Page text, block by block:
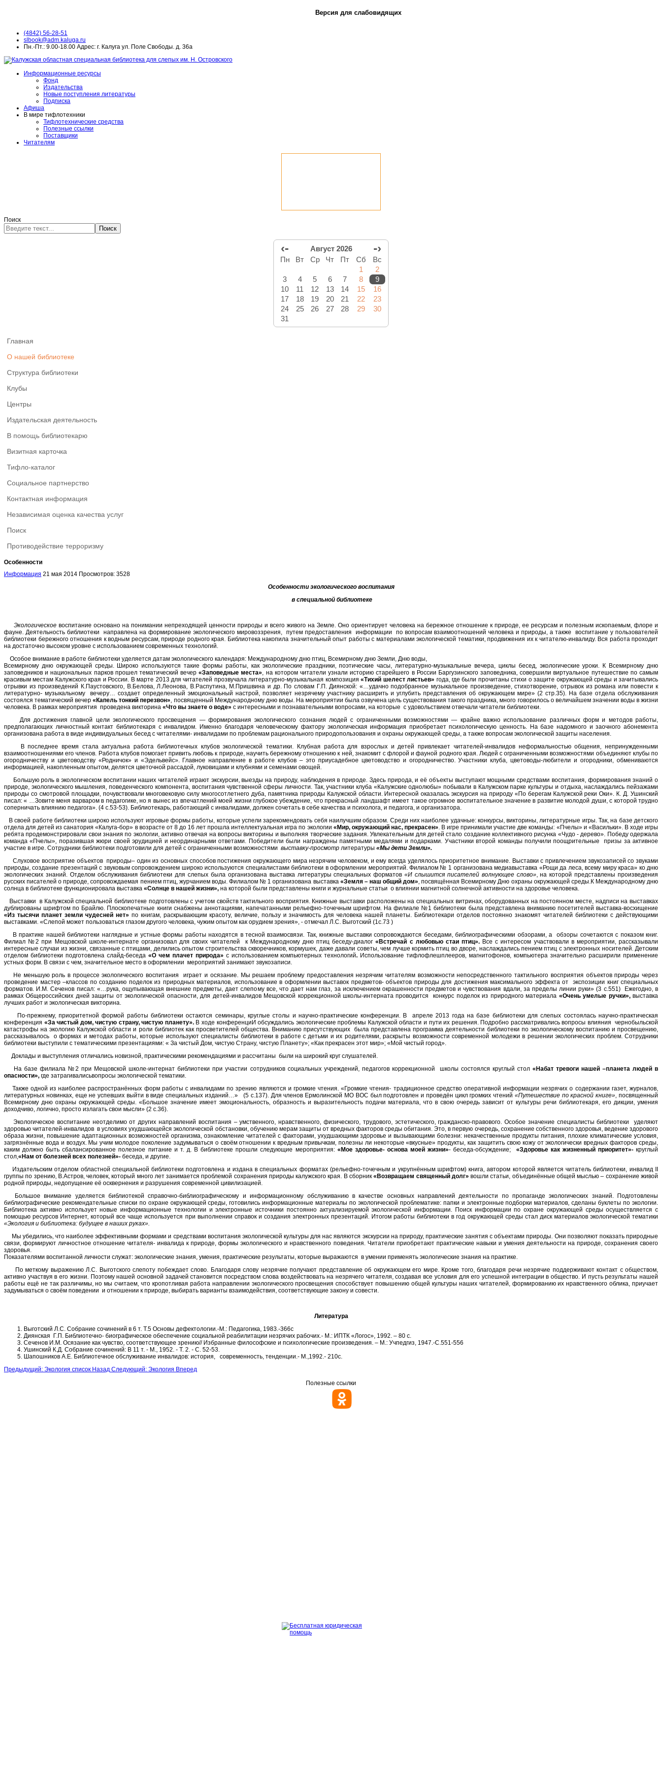
Версия для слабовидящих
(4842) 56-28-51
slbook@adm.kaluga.ru
Пн.-Пт.: 9.00-18.00 Адрес: г. Калуга ул. Поле Свободы. д. 36а
Информационные ресурсы
Фонд
Издательства
Новые поступления литературы
Подписка
Афиша
В мире тифлотехники
Тифлотехнические средства
Полезные ссылки
Поставщики
Читателям
Поиск
Поиск
‹- Август 2026 -›
Пн Вт Ср Чт Пт Сб
Вс
1
2
3
4 5 6 7 8
9
10
11 12 13 14 15
16
17
18 19 20 21 22
23
24
25 26 27 28 29
30
31
Главная
О нашей библиотеке
Структура библиотеки
Клубы
Центры
Издательская деятельность
В помощь библиотекарю
Визитная карточка
Тифло-каталог
Социальное партнерство
Контактная информация
Независимая оценка качества услуг
Поиск
Противодействие терроризму
Особенности
Информация 21 мая 2014 Просмотров: 3528
Особенности экологического воспитания
в специальной библиотеке
Экологическое воспитание основано на понимании непреходящей ценности природы и всего живого на Земле. Оно ориентирует человека на бережное отношение к природе, ее ресурсам и полезным ископаемым, флоре и
фауне. Деятельность библиотеки направлена на формирование экологического мировоззрения, путем предоставления информации по вопросам взаимоотношений человека и природы, а также воспитание у пользователей
библиотеки бережного отношения к водным ресурсам, природе родного края. Библиотека накопила значительный опыт работы с материалами экологической тематики, продвижения их к читателю-инвалиду. Вся работа проходит
на достаточно высоком уровне с использованием современных технологий.
Особое внимание в работе библиотеки уделяется датам экологического календаря: Международному дню птиц, Всемирному дню Земли, Дню воды,
Всемирному дню окружающей среды. Широко используются такие формы работы, как экологические праздники, поэтические часы, литературно-музыкальные вечера, циклы бесед, экологические уроки. К Всемирному дню
заповедников и национальных парков прошел тематический вечер«Заповедные места», на котором читатели узнали историю старейшего в России Баргузинского заповедника, совершили виртуальное путешествие по самым
красивым местам Калужского края и России. В марте 2013 для читателей прозвучала литературно-музыкальная композиция«Тихий шелест листьев» года, где были прочитаны стихи о защите окружающей среды и зачитывались
отрывки из произведений К.Паустовского, В.Белова, Л.Леонова, В.Распутина, М.Пришвина и др. По словам Г.П. Диянской: «…удачно подобранное музыкальное произведение, стихотворение, отрывок из романа или повести к
литературно- музыкальному вечеру… создает определенный эмоциональный настрой, позволяет незрячему участнику расширить и углубить представления об окружающем мире» (2 стр.35). На базе отдела обслуживания
состоялся тематический вечер«Капель тонкий перезвон», посвященный Международному дню воды. На мероприятии была озвучена цель существования такого праздника, много говорилось о величайшем значении воды в жизни
человека. В рамках мероприятия проведена викторина «Что вы знаете о воде» с интересными и познавательными вопросами, на которые с удовольствием отвечали читатели библиотеки.
Для достижения главной цели экологического просвещения — формирования экологического сознания людей с ограниченными возможностями — крайне важно использование различных форм и методов работы,
предполагающих личностный контакт библиотекаря с инвалидом. Именно благодаря человеческому фактору экологическая информация приобретает психологическую ценность. На базе надомного и заочного абонемента
организована работа в виде индивидуальных бесед с читателями- инвалидами по проблемам рационального природопользования и охраны окружающей среды, а также вопросам экологической защиты населения.
В последнее время стала актуальна работа библиотечных клубов экологической тематики. Клубная работа для взрослых и детей привлекает читателей-инвалидов неформальностью общения, непринужденными
взаимоотношениями его членов. Работа клубов помогает привить любовь к природе, научить бережному отношению к ней, знакомит с флорой и фауной родного края. Людей с ограниченными возможностями объединяют клубы по
огородничеству и цветоводству «Родничок» и «Эдельвейс». Главное направление в работе клубов – это приусадебное цветоводство и огородничество. Участники клуба, цветоводы-любители и огородники, обмениваются
информацией, накопленным опытом, делятся цветочной рассадой, луковицами и клубнями и семенами овощей.
Большую роль в экологическом воспитании наших читателей играют экскурсии, выезды на природу, наблюдения в природе. Здесь природа, и её объекты выступают мощными средствами воспитания, формирования знаний о
природе, экологического мышления, поведенческого компонента, воспитания чувственной сферы личности. Так, участники клуба «Калужские однолюбы» побывали в Калужском парке культуры и отдыха, наслаждались пейзажами
природы со смотровой площадки, почувствовали многовековую силу многосотлетнего дуба, памятника природы Калужской области. Интересной оказалась экскурсия на природу «По берегам Калужской реки Оки». К. Д. Ушинский
писал: « …Зовите меня варваром в педагогике, но я вынес из впечатлений моей жизни глубокое убеждение, что прекрасный ландшафт имеет такое огромное воспитательное значение в развитие молодой души, с которой трудно
соперничать влиянию педагога». (4 с.53-53). Библиотекарь, работающий с инвалидами, должен сочетать в себе качества и психолога, и педагога, и организатора.
В своей работе библиотеки широко используют игровые формы работы, которые успели зарекомендовать себя наилучшим образом. Среди них наиболее удачные: конкурсы, викторины, литературные игры. Так, на базе детского
отдела для детей из санатория «Калуга-бор» в возрасте от 8 до 16 лет прошла интеллектуальная игра по экологии «Мир, окружающий нас, прекрасен». В игре принимали участие две команды: «Пчелы» и «Васильки». В ходе игры
ребята продемонстрировали свои знания по экологии, активно отвечая на вопросы викторины и выполняя творческие задания. Увлекательным для детей стало создание коллективного рисунка «Чудо - дерево». Победу одержала
команда «Пчелы», поразившая жюри своей эрудицией и неординарными ответами. Победители были награждены памятными медалями и подарками. Участники второй команды получили поощрительные призы за активное
участие в игре. Сотрудники библиотеки подготовили для детей с ограниченными возможностями выставку-просмотр литературы «Мы дети Земли».
Слуховое восприятие объектов природы– один из основных способов постижения окружающего мира незрячим человеком, и ему всегда уделялось приоритетное внимание. Выставки с привлечением звукозаписей со звуками
природы, создание презентаций с звуковым сопровождением широко используются специалистами библиотеки в оформлении мероприятий. Филиалом № 1 организована медиавыставка «Рощи да леса, всему миру краса» ко дню
экологических знаний. Отделом обслуживания библиотеки для слепых была организована выставка литературы специальных форматов«И слышится писателей волнующее слово», на которой представлены произведения
русских писателей о природе, сопровождаемая пением птиц, журчанием воды. Филиалом № 1 организована выставка «Земля – наш общий дом», посвящённая Всемирному Дню охраны окружающей среды.К Международному дню
солнца в библиотеке функционировала выставка «Солнце в нашей жизни», на которой были представлены книги и журнальные статьи о влиянии магнитной солнечной активности на здоровье человека.
Выставки в Калужской специальной библиотеке подготовлены с учетом свойств тактильного восприятия. Книжные выставки расположены на специальных витринах, оборудованных на постоянном месте, надписи на выставках
дублированы шрифтом по Брайлю. Плоскопечатные книги снабжены аннотациями, напечатанными рельефно-точечным шрифтом. На филиале №1 библиотеки была представлена вниманию посетителей выставка-восхищение
«Из тысячи планет земли чудесней нет» по книгам, раскрывающим красоту, величие, пользу и значимость для человека нашей планеты. Библиотекари отделов постоянно знакомят читателей библиотеки с действующими
выставками. «Слепой может пользоваться глазом другого человека, чужим опытом как орудием зрения», - отмечал Л.С. Выготский (1с.73 )
В практике нашей библиотеки наглядные и устные формы работы находятся в тесной взаимосвязи. Так, книжные выставки сопровождаются беседами, библиографическими обзорами, а обзоры сочетаются с показом книг.
Филиал №2 при Мещовской школе-интернате организовал для своих читателей к Международному дню птиц беседу-диалог«Встречай с любовью стаи птиц». Все с интересом участвовали в мероприятии, рассказывали
интересные случаи из жизни, связанные с птицами, делились опытом строительства скворечников, кормушек, даже давали советы, чем лучше кормить птиц во дворе, наслаждались пением птиц с электронных носителей. Детским
отделом библиотеки подготовлена слайд-беседа «О чем плачет природа» с использованием компьютерных технологий. Использование тифлофлешплееров, магнитофонов, компьютера значительно расширили применение
устных форм. В связи с чем, значительное место в оформлении мероприятий занимают звукозаписи.
Не меньшую роль в процессе экологического воспитания играет и осязание. Мы решаем проблему предоставления незрячим читателям возможности непосредственного тактильного восприятия объектов природы через
проведение мастер –классов по созданию поделок из природных материалов, использование в оформлении выставок предметов- объектов природы для достижения максимального эффекта от экспозиции книг специальных
форматов. И.М. Сеченов писал: «…рука, ощупывающая внешние предметы, дает слепому все, что дает нам глаз, за исключением окрашенности предметов и чувствования вдали, за пределы линии руки» (3 с.551) Ежегодно, в
рамках Общероссийских дней защиты от экологической опасности, для детей-инвалидов Мещовской коррекционной школы-интерната проводится конкурс поделок из природного материала «Очень умелые ручки»,выставка
лучших работ и экологическая викторина.
По-прежнему, приоритетной формой работы библиотеки остаются семинары, круглые столы и научно-практические конференции. В апреле 2013 года на базе библиотеки для слепых состоялась научно-практическая
конференция «За чистый дом, чистую страну, чистую планету».В ходе конференциИ обсуждались экологические проблемы Калужской области и пути их решения. Подробно рассматривались вопросы влияния чернобыльской
катастрофы на экологию Калужской области и роли библиотек как просветителей общества. Вниманию присутствующих была представлена программа деятельности библиотеки по экологическому воспитанию и просвещению,
рассказывалось о формах и методах работы, которые используют специалисты библиотеки в работе с детьми и их родителями, раскрыты возможности современной молодежи в решении экологических проблем. Сотрудники
библиотеки выступили с тематическими презентациями: « За чистый Дом, чистую Страну, чистую Планету»; «Как прекрасен этот мир»; «Мой чистый город».
Доклады и выступления отличались новизной, практическими рекомендациями и рассчитаны были на широкий круг слушателей.
На базе филиала №2 при Мещовской школе-интернат библиотеки при участии сотрудников социальных учреждений, педагогов коррекционной школы состоялся круглый стол «Набат тревоги нашей –планета людей в
опасности», где затрагивалисьвопросы экологической тематики.
Также одной из наиболее распространённых форм работы с инвалидами по зрению являются и громкие чтения. «Громкие чтения- традиционное средство оперативной информации незрячих о содержании газет, журналов,
литературных новинках, еще не успевших выйти в виде специальных изданий…» (5 с.137). Для членов Ермолинской МО ВОС был подготовлен и проведён цикл громких чтений «Путешествие по красной книге», посвященный
Всемирному дню охраны окружающей среды. «Большое значение имеет эмоциональность, образность и выразительность подачи материала, что в свою очередь зависит от культуры речи библиотекаря, его дикции, умения
доходчиво, логично, просто излагать свои мысли» (2 с.36).
Экологическое воспитание неотделимо от других направлений воспитания – умственного, нравственного, физического, трудового, эстетического, гражданско-правового. Особое значение специалисты библиотеки уделяют
здоровью читателей-инвалидов в условиях ухудшающейся экологической обстановки, обучению мерам защиты от вредных факторов среды обитания. Это, в первую очередь, сохранение собственного здоровья, ведение здорового
образа жизни, повышение адаптационных возможностей организма, ознакомление читателей с факторами, ухудшающими здоровье и вызывающими болезни: некачественные продукты питания, плохие климатические условия,
загрязнённые вода и воздух. Мы учим молодое поколение задумываться о своём отношении к вредным привычкам, полезны ли некоторые «вкусные» продукты, как защитить свою кожу от экологически вредных факторов среды,
каким должно быть сбалансированное полезное питание и т. д. В библиотеке прошли следующие мероприятия: «Мое здоровье- основа моей жизни»- беседа-обсуждение; «Здоровье как жизненный приоритет»-круглый
стол,«Нам от болезней всех полезней»- беседа, и другие.
Издательским отделом областной специальной библиотеки подготовлена и издана в специальных форматах (рельефно-точечным и укрупнённым шрифтом) книга, автором которой является читатель библиотеки, инвалид II
группы по зрению, В.Астров, человек, который много лет занимается проблемой сохранения природы калужского края. В сборник«Возвращаем священный долг»вошли статьи, объединённые общей мыслью – сохранение живой
родной природы, недопущение её осквернения и разрушения современной цивилизацией.
Большое внимание уделяется библиотекой справочно-библиографическому и информационному обслуживанию в качестве основных направлений деятельности по пропаганде экологических знаний. Подготовлены
библиографические рекомендательные списки по охране окружающей среды, готовились информационные материалы по экологической проблематике: папки и электронные подборки материалов, сделаны буклеты по экологии.
Библиотека активно использует новые информационные технологии и электронные источники постоянно актуализируемой экологической информации. Поиск информации по охране окружающей среды осуществляется с
помощью ресурсов Интернет, который все чаще используется при выполнении справок и создания электронных презентаций. Итогом работы библиотеки в год окружающей среды стал диск материалов экологической тематики
«Экология и библиотека: будущее в наших руках».
Мы убедились, что наиболее эффективными формами и средствами воспитания экологической культуры для нас являются экскурсии на природу, практические занятия с объектами природы. Они позволяют показать природные
связи, формируют личностное отношение читателя- инвалида к природе, формы экологического и нравственного поведения. Читатели приобретают практические навыки и умения деятельности на природе, сохранения своего
здоровья.
Показателями воспитанной личности служат: экологические знания, умения, практические результаты, которые выражаются в умении применять экологические знания на практике.
По меткому выражению Л.С. Выготского слепоту побеждает слово. Благодаря слову незрячие получают представление об окружающем его мире. Кроме того, благодаря речи незрячие поддерживают контакт с обществом,
активно участвуя в его жизни. Поэтому нашей основной задачей становится посредством слова воздействовать на незрячего читателя, создавая все условия для его успешной интеграции в общество. И пусть результаты нашей
работы ещё не так различимы, но мы считаем, что кропотливая работа направлении экологического просвещения способствует повышению общей культуры наших читателей, формированию их нравственного облика, приучает
задумываться о своём поведении и отношении к природе, выбирать варианты взаимодействия, соответствующие закону и совести.
Литература
Выготский Л.С. Собрание сочинений в 6 т. Т.5 Основы дефектологии.-М.: Педагогика, 1983.-366с
Диянская Г.П. Библиотечно- биографическое обеспечение социальной реабилитации незрячих рабочих.- М.: ИПТК «Логос», 1992. – 80 с.
Сеченов И.М. Осязание как чувство, соответствующее зрению// Избранные философские и психологические произведения. – М.: Учпедгиз, 1947.-С.551-556
Ушинский К.Д. Собрание сочинений: В 11 т. - М., 1952. - Т. 2. - С. 52-53.
Шапошников А.Е. Библиотечное обслуживание инвалидов: история, современность, тенденции.- М.,1992.- 210с.
Предыдущий: Экология список Назад Следующий: Экология Вперед
Полезные ссылки